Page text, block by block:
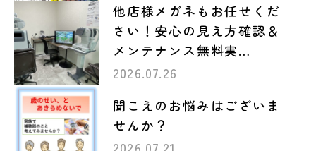
他店様メガネもお任せくだ
さい！安心の見え方確認＆
メンテナンス無料実…
2026.07.26
聞こえのお悩みはございま
せんか？